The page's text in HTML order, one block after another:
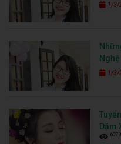
1/3/
1/3/
Dặm
6079